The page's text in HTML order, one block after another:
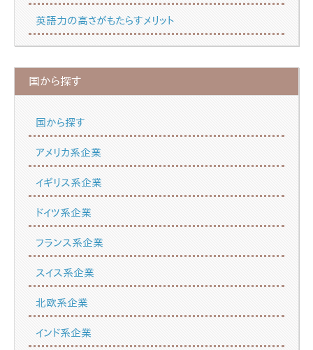
英語力の高さがもたらすメリット
国から探す
国から探す
アメリカ系企業
イギリス系企業
ドイツ系企業
フランス系企業
スイス系企業
北欧系企業
インド系企業